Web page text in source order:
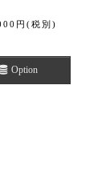
円 (税別)
Option